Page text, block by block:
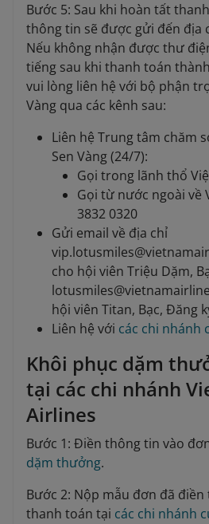
Bước 5: Sau khi hoàn tất
thông tin sẽ được gửi đến địa
Nếu không nhận được thư
tiếng sau khi thanh toán
vui lòng liên hệ với bộ phận
Vàng qua các kênh sau:
Liên hệ Trung tâm chăm
Sen Vàng (24/7):
Gọi trong lãnh thổ
Gọi từ nước ngoài về
3832 0320
Gửi email về địa chỉ
cho hội viên Triệu Dặm,
hội viên Titan, Bạc, Đăng
Liên hệ với các chi nhánh
Khôi phục dặm
tại các chi nhánh
Airlines
Bước 1: Điền thông tin vào
dặm thưởng.
Bước 2: Nộp mẫu đơn đã
thanh toán tại các chi nhánh